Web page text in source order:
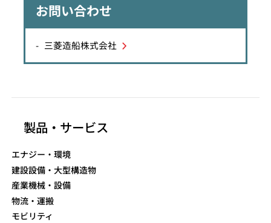
お問い合わせ
三菱造船株式会社
製品・サービス
エナジー・環境
建設設備・大型構造物
産業機械・設備
物流・運搬
モビリティ